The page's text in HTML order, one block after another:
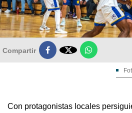
Compartir 
Con protagonistas locales